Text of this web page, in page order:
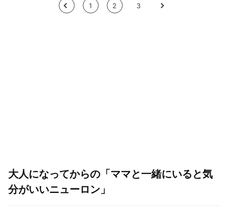
< 1 2 3 >
大人になってからの「ママと一緒にいると気
分がいいニューロン」